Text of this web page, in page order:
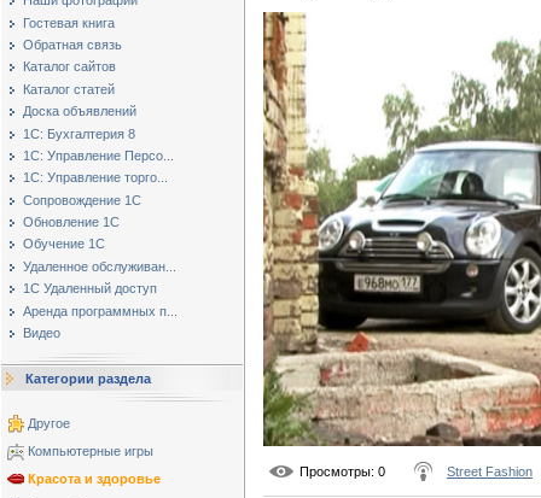
Гостевая книга
Обратная связь
Каталог сайтов
Каталог статей
Доска объявлений
1С: Бухгалтерия 8
1С: Управление Персо...
1С: Управление торго...
Сопровождение 1С
Обновление 1С
Обучение 1С
Удаленное обслуживан...
1С Удаленный доступ
Аренда программных п...
Видео
Категории раздела
Другое
Компьютерные игры
Красота и здоровье
Просмотры: 0 Street Fashion